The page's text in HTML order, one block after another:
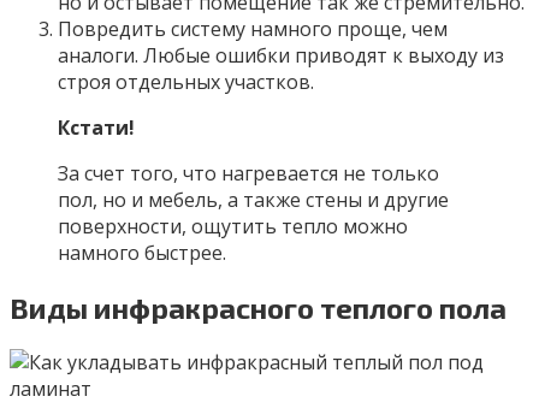
Повредить систему намного проще, чем
аналоги. Любые ошибки приводят к выходу из
строя отдельных участков.
Кстати!
За счет того, что нагревается не только
пол, но и мебель, а также стены и другие
поверхности, ощутить тепло можно
намного быстрее.
Виды инфракрасного теплого пола